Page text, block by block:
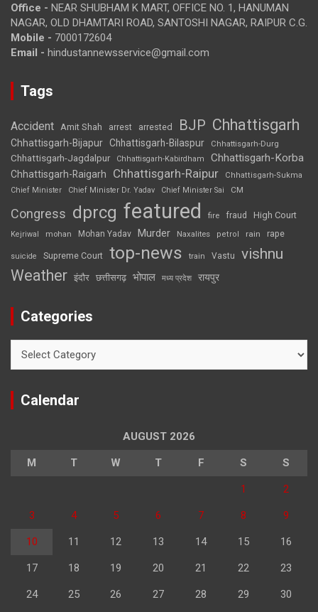
Office - NEAR SHUBHAM K MART, OFFICE NO. 1, HANUMAN
NAGAR, OLD DHAMTARI ROAD, SANTOSHI NAGAR, RAIPUR C.G.
Mobile - 7000172604
Email - hindustannewsservice@gmail.com
Tags
Accident Amit Shah arrest arrested BJP Chhattisgarh
Chhattisgarh-Bijapur Chhattisgarh-Bilaspur Chhattisgarh-Durg
Chhattisgarh-Jagdalpur Chhattisgarh-Kabirdham Chhattisgarh-Korba
Chhattisgarh-Raigarh Chhattisgarh-Raipur
Chhattisgarh-Sukma
Chief Minister
Chief Minister Dr. Yadav Chief Minister Sai CM
Congress dprcg featured fire fraud High Court
Kejriwal mohan Mohan Yadav Murder Naxalites petrol rain rape
suicide Supreme Court top-news train Vastu vishnu
Weather इंदौर छत्तीसगढ़ भोपाल मध्य प्रदेश रायपुर
Categories
Calendar
AUGUST 2026
M T W T F S S
1 2
3 4 5 6 7 8 9
10 11 12 13 14 15 16
17 18 19 20 21 22 23
24 25 26 27 28 29 30